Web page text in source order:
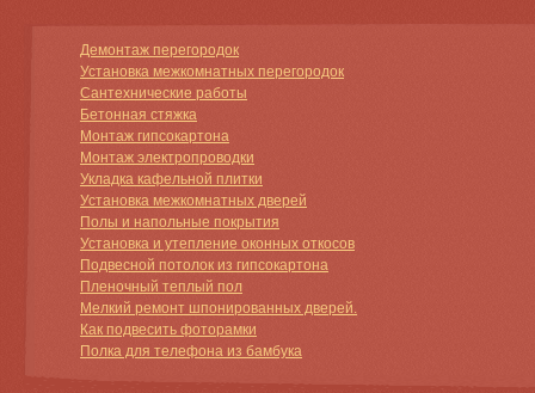
Демонтаж перегородок
Установка межкомнатных перегородок
Сантехнические работы
Бетонная стяжка
Монтаж гипсокартона
Монтаж электропроводки
Укладка кафельной плитки
Установка межкомнатных дверей
Полы и напольные покрытия
Установка и утепление оконных откосов
Подвесной потолок из гипсокартона
Пленочный теплый пол
Мелкий ремонт шпонированных дверей.
Как подвесить фоторамки
Полка для телефона из бамбука